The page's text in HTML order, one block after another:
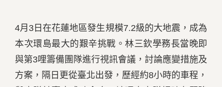
4月3日在花蓮地區發生規模7.2級的大地震，成為
本次環島最大的艱辛挑戰。林三欽學務長當晚即
與第3哩籌備團隊進行視訊會議，討論應變措施及
方案，隔日更從臺北出發，歷經約8小時的車程，